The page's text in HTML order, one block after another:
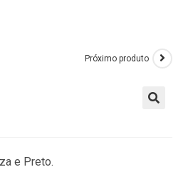
Próximo produto
e Preto.